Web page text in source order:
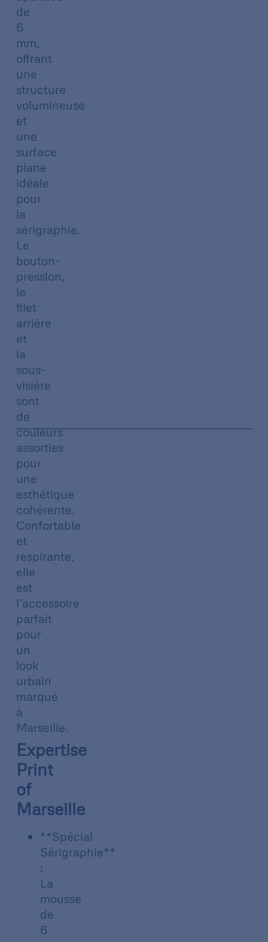
de
6
mm,
offrant
une
structure
volumineuse
et
une
surface
plane
idéale
pour
la
sérigraphie.
Le
bouton-
pression,
le
filet
arrière
et
la
sous-
visière
sont
de
couleurs
assorties
pour
une
esthétique
cohérente.
Confortable
et
respirante,
elle
est
l’accessoire
parfait
pour
un
look
urbain
marqué
à
Marseille.
Expertise
Print
of
Marseille
**Spécial
Sérigraphie**
:
La
mousse
de
6